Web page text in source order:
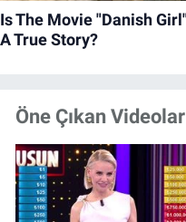
Öne Çıkan Videolar